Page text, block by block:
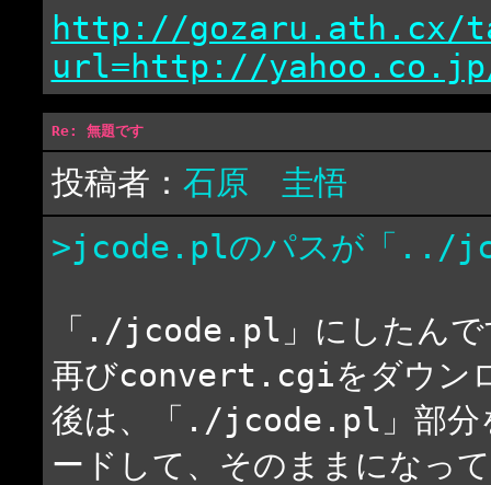
http://gozaru.ath.cx/
url=http://
Re: 無題です
投稿者： 石原 圭悟
>jcode.plのパスが「../
「./jcode.pl」にしたんで
再びconvert.cgiをダウンロ
後は、「./jcode.pl」部分
ードして、そのままになっ